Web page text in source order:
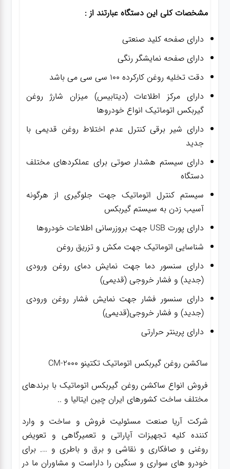
مشخصات کلی این دستگاه عبارتند از :
دارای صفحه کلید صنعتی
دارای صفحه نمایشگر رنگی
دقت تخلیه روغن کارکرده ۱۰۰ سی سی می باشد
دارای مرکز اطلاعات (دیتابیس) میزان شارژ روغن
گیربکس اتوماتیک انواع خودروها
دارای شیر برقی کنترل عدم اختلاط روغن قدیمی با
جدید
دارای سیستم هشدار صوتی برای عملکردهای مختلف
دستگاه
سیستم کنترل اتوماتیک جهت جلوگیری از هرگونه
آسیب زدن به سیستم گیربکس
دارای پورت USB جهت بروزرسانی اطلاعات خودروها
شناسایی اتوماتیک جهت مکش و تزریق روغن
دارای سنسور دما جهت نمایش دمای روغن ورودی
(جدید) و فشار خروجی (قدیمی)
دارای سنسور فشار جهت نمایش فشار روغن ورودی
(جدید) و فشار خروجی(قدیمی)
دارای پرینتر حرارتی
ساکشن روغن گیربکس اتوماتیک تکتینو CM-2000
فروش انواع ساکشن روغن گیربکس اتوماتیک با برندهای
مختلف ساخت کشورهای ایران چین ایتالیا و ..
شرکت آریا صنعت مسئولیت فروش و ساخت و وارد
کننده کلیه تجهیزات آپاراتی و تعمیرگاهی و تعویض
روغنی و صافکاری و نقاشی و برق و باطری و …. برای
خودرو های سواری و سنگین را داراست و مشاوران ما در